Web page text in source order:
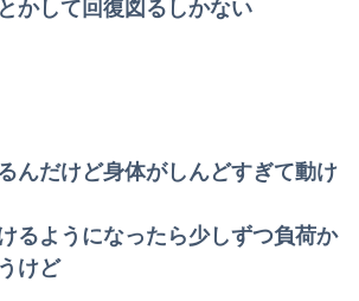
かして回復図るしかない
んだけど身体がしんどすぎて動け
るようになったら少しずつ負荷か
けど